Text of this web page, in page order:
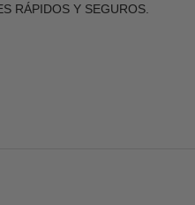
RÁPIDOS Y SEGUROS.